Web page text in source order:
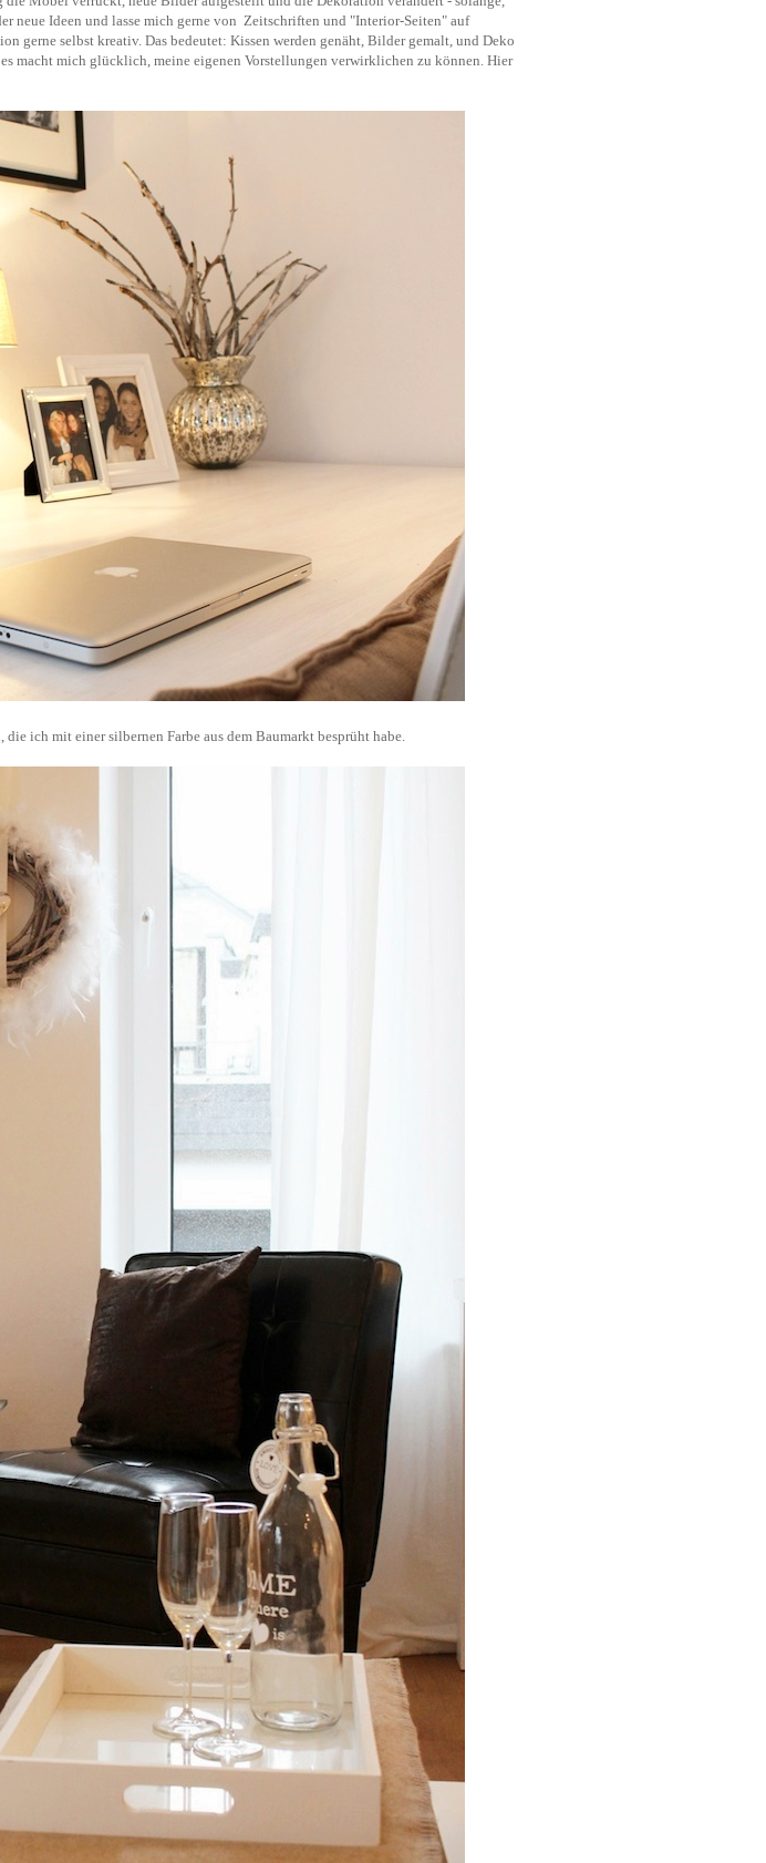
neue Ideen und lasse mich gerne von Zeitschriften und "Interior-Seiten" auf
gerne selbst kreativ. Das bedeutet: Kissen werden genäht, Bilder gemalt, und Deko
macht mich glücklich, meine eigenen Vorstellungen verwirklichen zu können. Hier
ich mit einer silbernen Farbe aus dem Baumarkt besprüht habe.